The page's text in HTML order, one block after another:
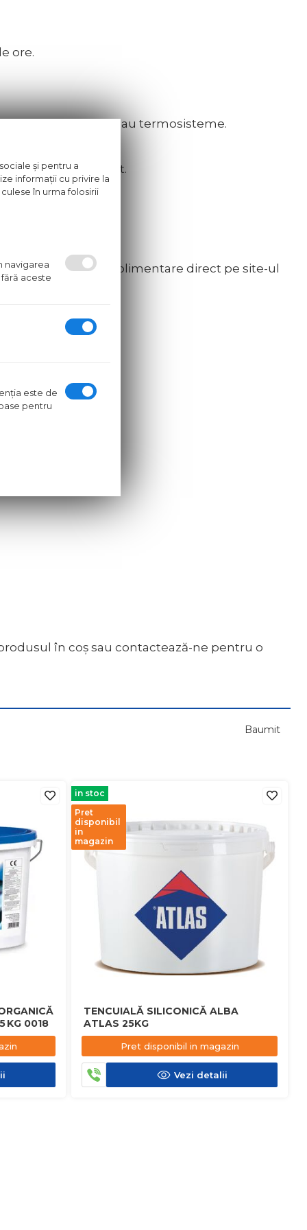
ore.
de bază, beton sau termosisteme.
compatibile Baumit.
și informații suplimentare direct pe site-ul
de:
în coș sau contactează-ne pentru o
Baumit
KG 0018
in stoc
Pret
disponibil
in
magazin
TENCUIALĂ SILICONICĂ ALBA
ATLAS 25KG
Pret disponibil in magazin
Vezi detalii
și pentru a
informații cu privire la
în urma folosirii
navigarea
aceste
este de
pentru